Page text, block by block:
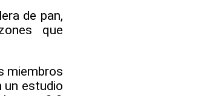
de pan,
que
miembros
un estudio